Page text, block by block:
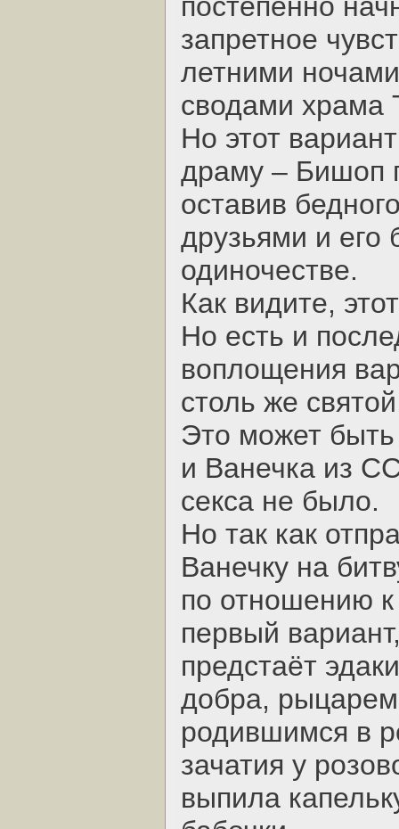
запретное
летними
сводами храма
Но этот
драму – Бишоп
оставив
друзьями и его
одиночестве.
Как видите,
Но есть и
воплощения
столь же
Это может быть
и Ванечка из
секса не было.
Но так как
Ванечку на
по отношению
первый
предстаёт
добра,
родившимся в
зачатия у
выпила